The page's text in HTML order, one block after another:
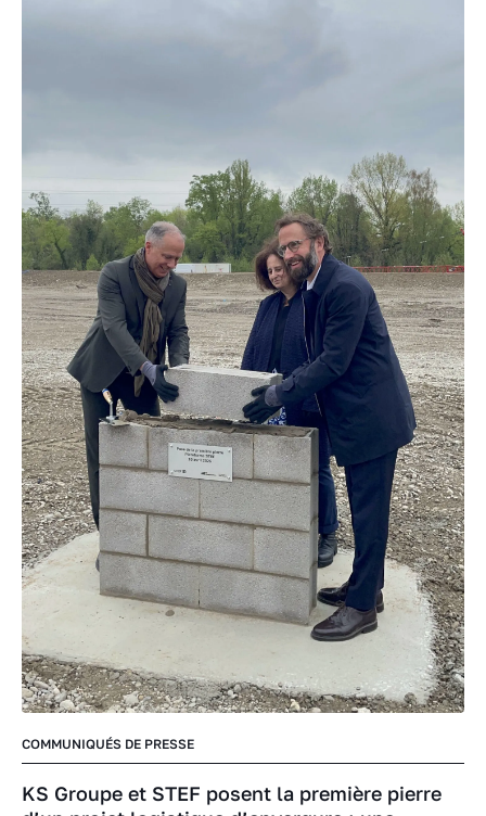
COMMUNIQUÉS DE PRESSE
KS Groupe et STEF posent la première pierre